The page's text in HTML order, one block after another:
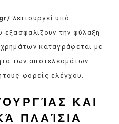
λειτουργεί υπό
την φύλαξη
καταγράφεται με
των αποτελεσμάτων
φορείς ελέγχου.
ΚΑΙ
ΠΛΑΊΣΙΑ